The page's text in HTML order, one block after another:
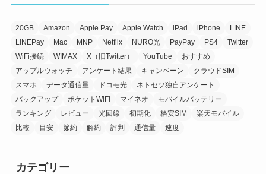
20GB Amazon Apple Pay Apple Watch iPad iPhone
LINE
LINEPay
Mac MNP Netflix NURO光 PayPay PS4
Twitter
WiFi接続
WIMAX X（旧Twitter） YouTube
おすすめ
アップルウォッチ
アンケート結果 キャンペーン
クラウドSIM
スマホ
データ通信量 ドコモ光
ネトセツ独自アンケート
バックアップ
ポケットWiFi マイネオ
モバイルバッテリー
ランキング
レビュー 光回線 初期化 格安SIM
楽天モバイル
比較
目安 節約 解約 評判 通信量 速度
カテゴリー